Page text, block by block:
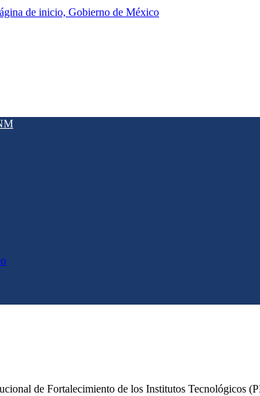
de Fortalecimiento de los Institutos Tecnológicos